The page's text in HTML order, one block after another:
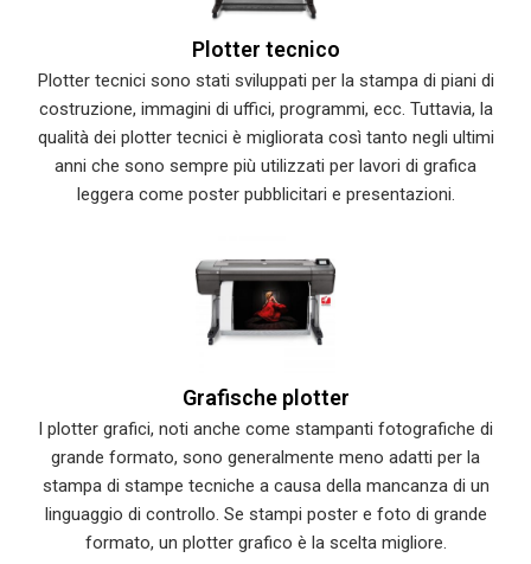
Plotter tecnico
Plotter tecnici sono stati sviluppati per la stampa di piani di
costruzione, immagini di uffici, programmi, ecc. Tuttavia, la
qualità dei plotter tecnici è migliorata così tanto negli ultimi
anni che sono sempre più utilizzati per lavori di grafica
leggera come poster pubblicitari e presentazioni.
Grafische plotter
I plotter grafici, noti anche come stampanti fotografiche di
grande formato, sono generalmente meno adatti per la
stampa di stampe tecniche a causa della mancanza di un
linguaggio di controllo. Se stampi poster e foto di grande
formato, un plotter grafico è la scelta migliore.